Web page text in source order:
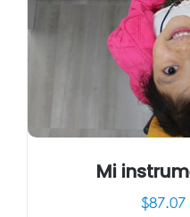
Mi
$87.07